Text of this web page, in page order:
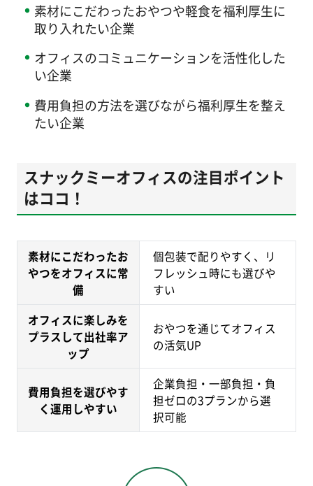
素材にこだわったおやつや軽食を福利厚生に
取り入れたい企業
オフィスのコミュニケーションを活性化した
い企業
費用負担の方法を選びながら福利厚生を整え
たい企業
スナックミーオフィスの注目ポイント
はココ！
素材にこだわったお
やつをオフィスに常
備
個包装で配りやすく、リ
フレッシュ時にも選びや
すい
オフィスに楽しみを
プラスして出社率ア
ップ
おやつを通じてオフィス
の活気UP
費用負担を選びやす
く運用しやすい
企業負担・一部負担・負
担ゼロの3プランから選
択可能